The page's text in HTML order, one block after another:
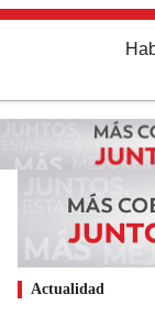
Actualidad